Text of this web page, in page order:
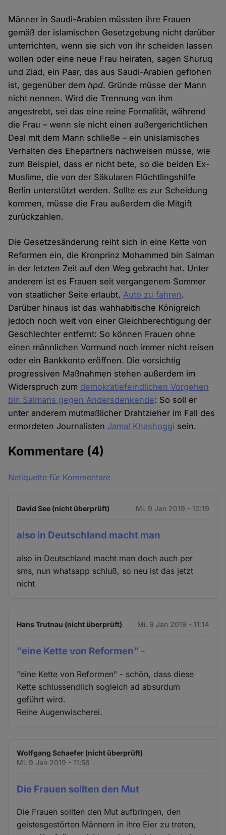
Männer in Saudi-Arabien müssten ihre Frauen
gemäß der islamischen Gesetzgebung nicht darüber
unterrichten, wenn sie sich von ihr scheiden lassen
wollen oder eine neue Frau heiraten, sagen Shuruq
und Ziad, ein Paar, das aus Saudi-Arabien geflohen
ist, gegenüber demhpd. Gründe müsse der Mann
nicht nennen. Wird die Trennung von ihm
angestrebt, sei das eine reine Formalität, während
die Frau – wenn sie nicht einen außergerichtlichen
Deal mit dem Mann schließe – ein unislamisches
Verhalten des Ehepartners nachweisen müsse, wie
zum Beispiel, dass er nicht bete, so die beiden Ex-
Muslime, die von der Säkularen Flüchtlingshilfe
Berlin unterstützt werden. Sollte es zur Scheidung
kommen, müsse die Frau außerdem die Mitgift
zurückzahlen.
Die Gesetzesänderung reiht sich in eine Kette von
Reformen ein, die Kronprinz Mohammed bin Salman
in der letzten Zeit auf den Weg gebracht hat. Unter
anderem ist es Frauen seit vergangenem Sommer
von staatlicher Seite erlaubt,Auto zu fahren.
Darüber hinaus ist das wahhabitische Königreich
jedoch noch weit von einer Gleichberechtigung der
Geschlechter entfernt: So können Frauen ohne
einen männlichen Vormund noch immer nicht reisen
oder ein Bankkonto eröffnen. Die vorsichtig
progressiven Maßnahmen stehen außerdem im
Widerspruch zum demokratiefeindlichen Vorgehen
bin Salmans gegen Andersdenkende: So soll er
unter anderem mutmaßlicher Drahtzieher im Fall des
ermordeten Journalisten Jamal Khashoggi sein.
Kommentare (4)
Netiquette für Kommentare
David See (nicht überprüft) Mi. 9 Jan 2019 - 10:19
also in Deutschland macht man
also in Deutschland macht man doch auch per
sms, nun whatsapp schluß, so neu ist das jetzt
nicht
Hans Trutnau (nicht überprüft) Mi. 9 Jan 2019 - 11:14
"eine Kette von Reformen" -
"eine Kette von Reformen" - schön, dass diese
Kette schlussendlich sogleich ad absurdum
geführt wird.
Reine Augenwischerei.
Wolfgang Schaefer (nicht überprüft)
Mi. 9 Jan 2019 - 11:56
Die Frauen sollten den Mut
Die Frauen sollten den Mut aufbringen, den
geistesgestörten Männern in ihre Eier zu treten,